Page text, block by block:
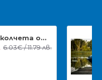
Телескопични колчета от неръждавейка NGT Stainless Steel Bankstick
6.03€ / 11.79 лв.